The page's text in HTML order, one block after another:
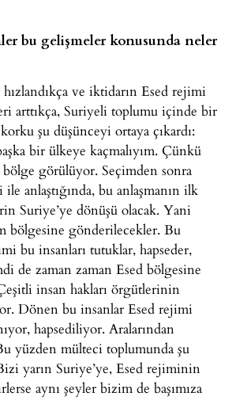
bu gelişmeler konusunda neler
ve iktidarın Esed rejimi
arttıkça, Suriyeli toplumu içinde bir
şu düşünceyi ortaya çıkardı:
bir ülkeye kaçmalıyım. Çünkü
görülüyor. Seçimden sonra
anlaştığında, bu anlaşmanın ilk
Suriye’ye dönüşü olacak. Yani
bölgesine gönderilecekler. Bu
bu insanları tutuklar, hapseder,
de zaman zaman Esed bölgesine
insan hakları örgütlerinin
Dönen bu insanlar Esed rejimi
hapsediliyor. Aralarından
yüzden mülteci toplumunda şu
yarın Suriye’ye, Esed rejiminin
aynı şeyler bizim de başımıza